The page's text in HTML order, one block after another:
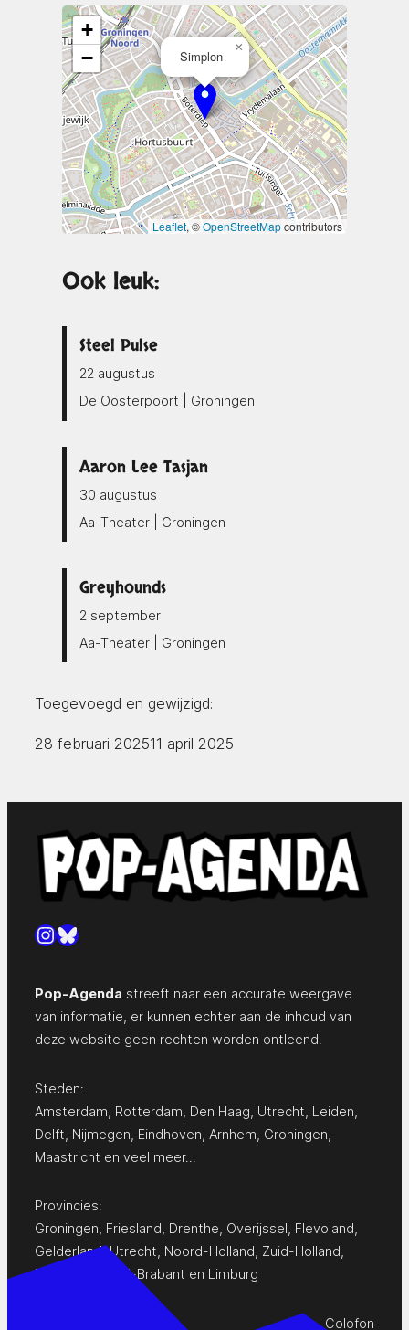
Simplon
×
+
−
Leaflet, ©OpenStreetMapcontributors
Ook leuk:
Steel Pulse
22 augustus
De Oosterpoort | Groningen
Aaron Lee Tasjan
30 augustus
Aa-Theater | Groningen
Greyhounds
2 september
Aa-Theater | Groningen
Toegevoegd en gewijzigd:
28 februari 202511 april 2025
Instagram
Bluesky
Pop-Agenda streeft naar een accurate weergave
van informatie, er kunnen echter aan de inhoud van
deze website geen rechten worden ontleend.
Steden:
Amsterdam Rotterdam Den Haag Utrecht Leiden
Delft Nijmegen Eindhoven Arnhem Groningen
Maastricht en veel meer…
Provincies:
Groningen, Friesland, Drenthe, Overijssel, Flevoland,
Gelderland,Utrecht, Noord-Holland, Zuid-Holland,
Zeeland
Noord-Brabant en Limburg
Colofon